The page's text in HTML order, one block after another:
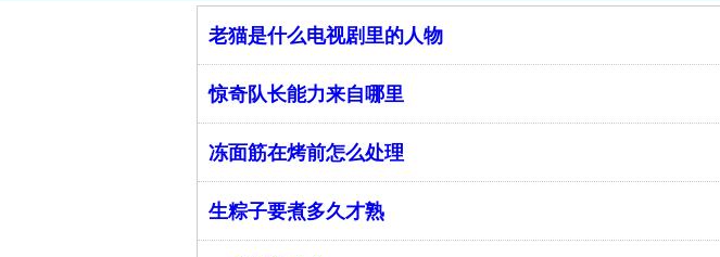
老猫是什么电视剧里的人物
惊奇队长能力来自哪里
冻面筋在烤前怎么处理
生粽子要煮多久才熟